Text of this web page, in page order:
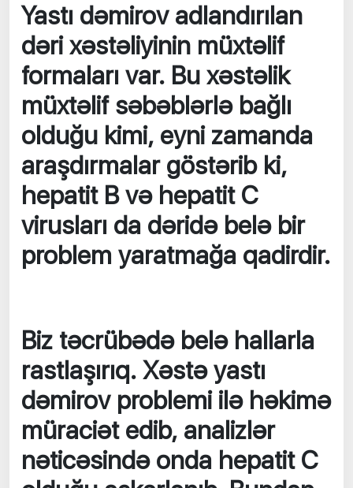
Yastı dəmirov adlandırılan
dəri xəstəliyinin müxtəlif
formaları var. Bu xəstəlik
müxtəlif səbəblərlə bağlı
olduğu kimi, eyni zamanda
araşdırmalar göstərib ki,
hepatit B və hepatit C
virusları da dəridə belə bir
problem yaratmağa qadirdir.
Biz təcrübədə belə hallarla
rastlaşırıq. Xəstə yastı
dəmirov problemi ilə həkimə
müraciət edib, analizlər
nəticəsində onda hepatit C